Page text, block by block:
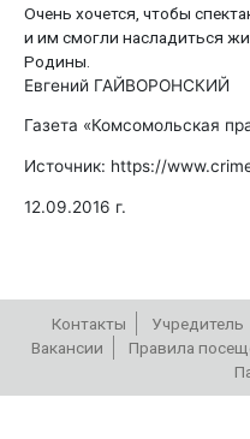
Очень хочется, чтобы
и им смогли насладиться
Родины.
Евгений ГАЙВОРОНСКИЙ
Газета «Комсомольская
Источник: https://
12.09.2016 г.
Контакты Учредитель
Вакансии
Правила